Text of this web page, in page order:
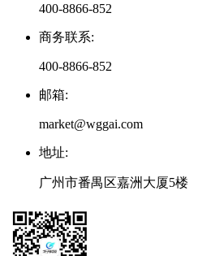
400-8866-852
商务联系:
400-8866-852
邮箱:
market@wggai.com
地址:
广州市番禺区嘉洲大厦5楼